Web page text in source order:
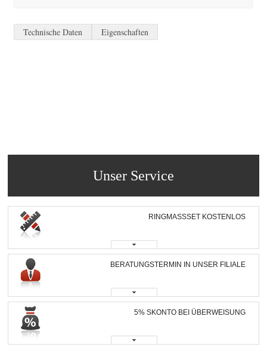
Technische Daten Eigenschaften
Unser Service
RINGMASSSET KOSTENLOS
BERATUNGSTERMIN IN UNSER FILIALE
5% SKONTO BEI ÜBERWEISUNG